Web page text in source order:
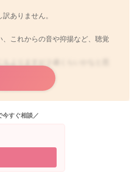
ありません。
これからの音や抑揚など、聴覚
す。
さいね。
今すぐ相談／